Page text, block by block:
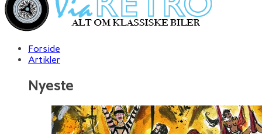
Forside
Artikler
Nyeste